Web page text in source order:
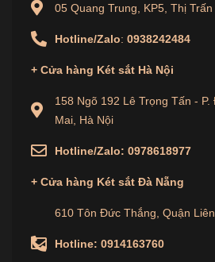
4.3. Giá Cả Hợp Lý Và Ưu Đãi
nhiều ưu đãi đặc biệt
DongSungSafes.com.
Miễn phí giao hàng và lắp
quốc.
HƯỚNG DẪN SỬ
sắt khách sạn
220
05 Quang Trung, KP5, Thị
Hotline/Zalo: 0938242484
+ Cửa hàng Két sắt Hà Nội
158 Ngõ 192 Lê Trọng Tấn -
Mai, Hà Nội
Hotline/Zalo: 0978618977
+ Cửa hàng Két sắt Đà Nẵng
610 Tôn Đức Thắng, Quận
Hotline: 0914163760